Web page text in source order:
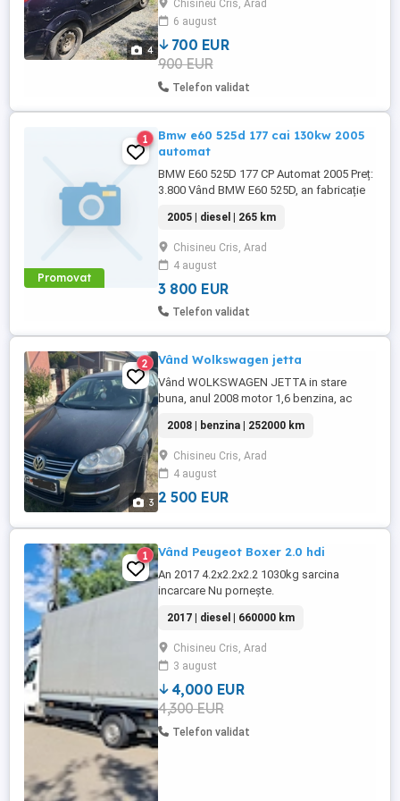
4
Chisineu Cris, Arad
6 august
700 EUR
900 EUR
Telefon validat
Promovat
1
Bmw e60 525d 177 cai 130kw 2005
automat
BMW E60 525D 177 CP Automat 2005 Preț:
3.800 Vând BMW E60 525D, an fabricație
automată. Mașina funcționează bine și a
beneficiat recent de investiții importante.
Dotări: Senzori de parcare față Senzori de
parcare spate Scaune încălzite Cutie
automată ...
2005 | diesel | 265 km
Chisineu Cris, Arad
4 august
3 800 EUR
Telefon validat
3
2 Vând Wolkswagen jetta
Vând WOLKSWAGEN JETTA in stare
buna, anul 2008 motor 1,6 benzina, ac
parcare spate, 2 chei, un singur proprietar,
ofer fiscal pe loc . Mai multe informații la
nr de telefon .
2008 | benzina | 252000 km
Chisineu Cris, Arad
4 august
2 500 EUR
1 Vând Peugeot Boxer 2.0 hdi
An 2017 4.2x2.2x2.2 1030kg sarcina
incarcare Nu pornește.
2017 | diesel | 660000 km
Chisineu Cris, Arad
3 august
4,000 EUR
4,300 EUR
Telefon validat